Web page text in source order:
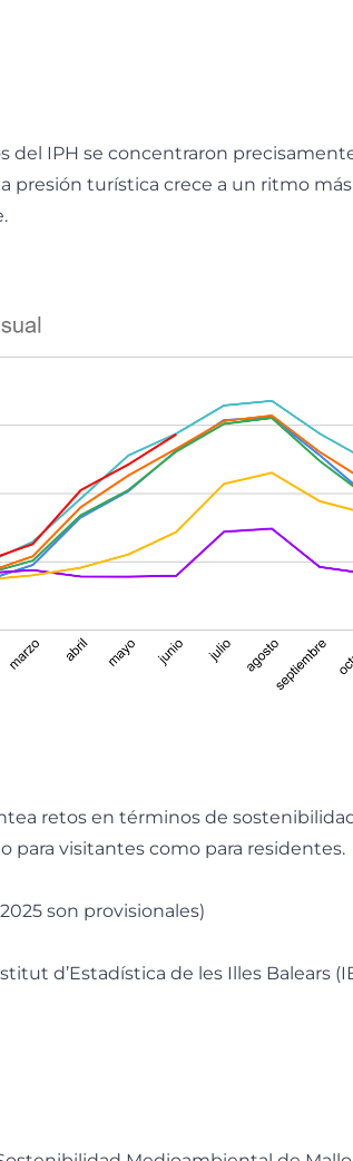
del IPH se concentraron
presión turística crece a un ritmo
retos en términos de
para visitantes como para residentes.
son provisionales)
d’Estadística de les Illes Balears